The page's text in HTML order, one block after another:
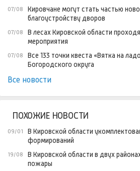
07/08
Кировчане могут стать частью
благоустройству дворов
07/08
В лесах Кировской области
мероприятия
07/08
Все 133 точки квеста «Вятка на
Богородского округа
Все новости
ПОХОЖИЕ НОВОСТИ
09/01
В Кировской области
формирований
19/08
В Кировской области в двух
пожары